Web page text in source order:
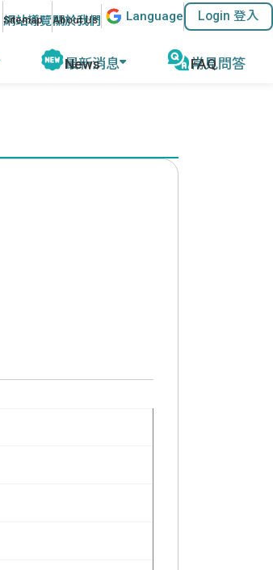
站內搜尋
網站導覽關於我們 Language Login 登入
最新消息 常見問答